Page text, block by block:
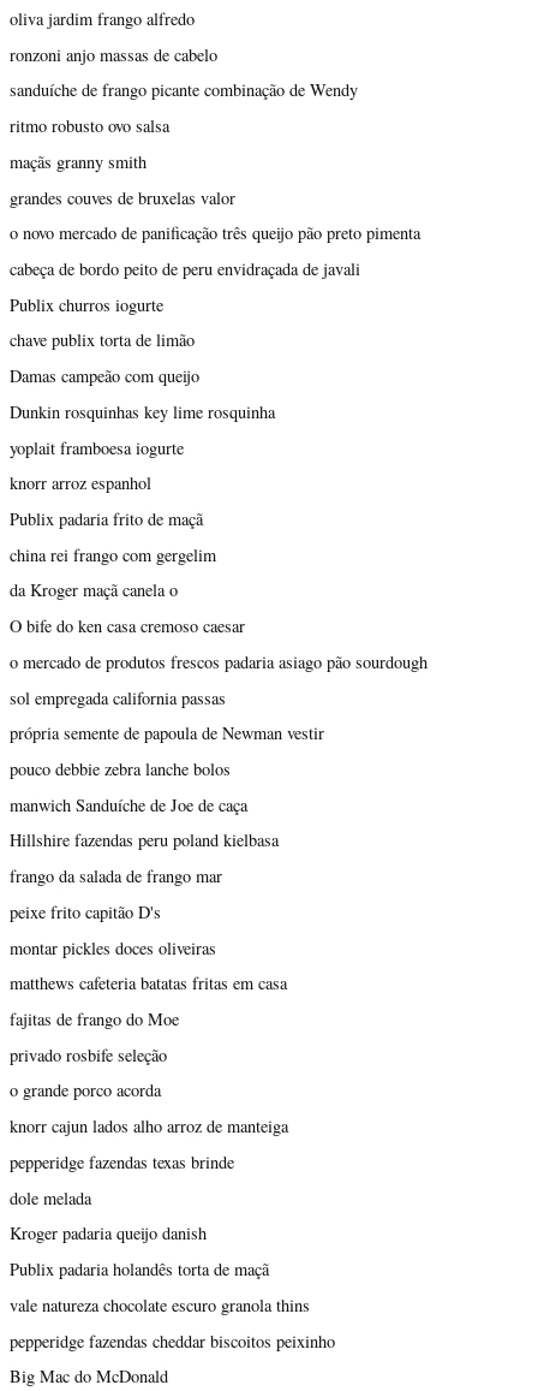
oliva jardim frango alfredo
ronzoni anjo massas de cabelo
sanduíche de frango picante combinação de Wendy
ritmo robusto ovo salsa
maçãs granny smith
grandes couves de bruxelas valor
o novo mercado de panificação três queijo pão preto pimenta
cabeça de bordo peito de peru envidraçada de javali
Publix churros iogurte
chave publix torta de limão
Damas campeão com queijo
Dunkin rosquinhas key lime rosquinha
yoplait framboesa iogurte
knorr arroz espanhol
Publix padaria frito de maçã
china rei frango com gergelim
da Kroger maçã canela o
O bife do ken casa cremoso caesar
o mercado de produtos frescos padaria asiago pão sourdough
sol empregada california passas
própria semente de papoula de Newman vestir
pouco debbie zebra lanche bolos
manwich Sanduíche de Joe de caça
Hillshire fazendas peru poland kielbasa
frango da salada de frango mar
peixe frito capitão D's
montar pickles doces oliveiras
matthews cafeteria batatas fritas em casa
fajitas de frango do Moe
privado rosbife seleção
o grande porco acorda
knorr cajun lados alho arroz de manteiga
pepperidge fazendas texas brinde
dole melada
Kroger padaria queijo danish
Publix padaria holandês torta de maçã
vale natureza chocolate escuro granola thins
pepperidge fazendas cheddar biscoitos peixinho
Big Mac do McDonald